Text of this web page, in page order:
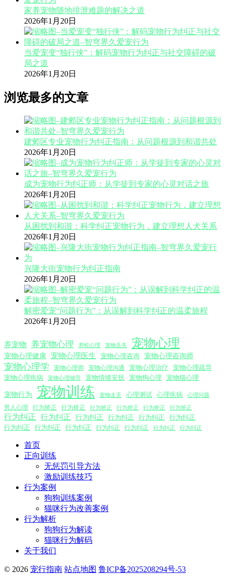
家养宠物随地排泄难题的解决之道
2026年1月20日
当爱宠变“独行侠”：解码宠物行为纠正与社交障碍的破
局之道
2026年1月20日
浏览最多的文章
建邺区专业宠物行为纠正指南：从问题根源到和谐共处
2026年1月20日
成为宠物行为纠正师：从学徒到专家的心灵对话之旅
2026年1月20日
从困扰到和谐：科学纠正宠物行为，建立理想人犬关系
2026年1月20日
兴隆大街宠物行为纠正指南
2026年1月20日
解密爱宠“问题行为”：从误解到科学纠正的温柔旅程
2026年1月20日
养宠物 养宠物心理 养蛇心理 宠物丢失 宠物心理
宠物心理健康 宠物心理医生 宠物心理咨询 宠物心理咨询师
宠物心理学 宠物心理师 宠物心理沟通 宠物心理治疗
宠物心理疏导
宠物心理疾病
宠物心理辅导 宠物情绪安抚 宠物狗心理 宠物猫心理
宠物行为 宠物训练 宠物走丢 心理测试 心理疾病 心理问题
男人心理 行为矫正 行为矫正 行为矫正 行为矫正 行为矫正 行为矫正
行为纠正 行为纠正 行为纠正 行为纠正 行为纠正
行为纠正
行为纠正
行为纠正 行为纠正 行为纠正 行为纠正 行为纠正 行为纠正
首页
正向训练
无惩罚引导方法
激励训练技巧
行为案例
狗狗训练案例
猫咪行为改善案例
行为解析
狗狗行为解读
猫咪行为解码
关于我们
© 2026 宠行指南 站点地图 鲁ICP备2025208294号-53